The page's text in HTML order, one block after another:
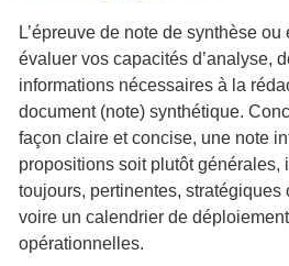
L’épreuve de note de synthèse
évaluer vos capacités d’analyse,
informations nécessaires à la
document (note) synthétique.
façon claire et concise, une note
propositions soit plutôt
toujours, pertinentes,
voire un calendrier de
opérationnelles.